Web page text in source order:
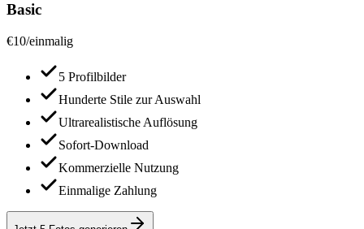
Basic
€10/einmalig
5 Profilbilder
Hunderte Stile zur Auswahl
Ultrarealistische Auflösung
Sofort-Download
Kommerzielle Nutzung
Einmalige Zahlung